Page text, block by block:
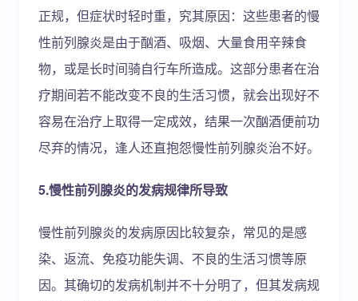
正规，但症状时轻时重，究其原因：这些患者的慢
性前列腺炎是由于酗酒、吸烟、大量食用辛辣食
物，或是长时间骑自行车所造成。这部分患者在治
疗期间若不能改变不良的生活习惯，就会出现好不
容易在治疗上取得一定成效，结果一次酗酒便前功
尽弃的情况，逢人还直抱怨慢性前列腺炎治不好。
5.慢性前列腺炎的发病规律所导致
慢性前列腺炎的发病原因比较复杂，常见的是感
染、返流、免疫功能失调、不良的生活习惯等原
因。其确切的发病机制并不十分明了，但其发病规